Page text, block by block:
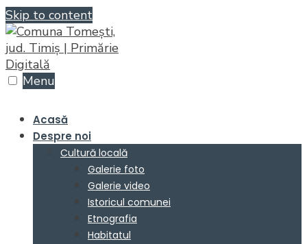
Skip to content
Menu
Acasă
Despre noi
Cultură locală
Galerie foto
Galerie video
Istoricul comunei
Etnografia
Habitatul